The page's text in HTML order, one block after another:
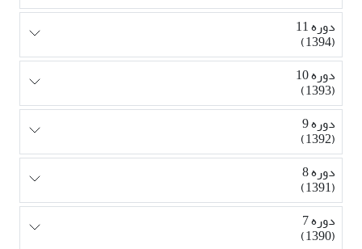
دوره 11
(1394)
دوره 10
(1393)
دوره 9
(1392)
دوره 8
(1391)
دوره 7
(1390)